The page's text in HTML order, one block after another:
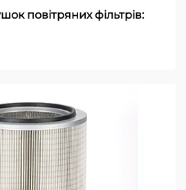
повітряних фільтрів: